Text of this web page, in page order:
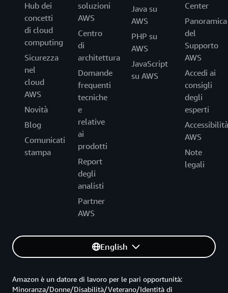
Hub dei
concetti
di cloud
computing
Sicurezza
nel
cloud
AWS
Novità
Blog
Comunicati
stampa
soluzioni
AWS
Centro
di
architettura
Domande
frequenti
tecniche
e
relative
ai
prodotti
Report
degli
analisti
Partner
AWS
Java su
AWS
PHP su
AWS
JavaScript
su AWS
Center
Panoramica
del
Supporto
AWS
Accedi ai
consigli
degli
esperti
Accessibilità
AWS
Note
legali
English
Amazon è un datore di lavoro per le pari opportunità:
Minoranza/Donne/Disabilità/Veterano/Identità di